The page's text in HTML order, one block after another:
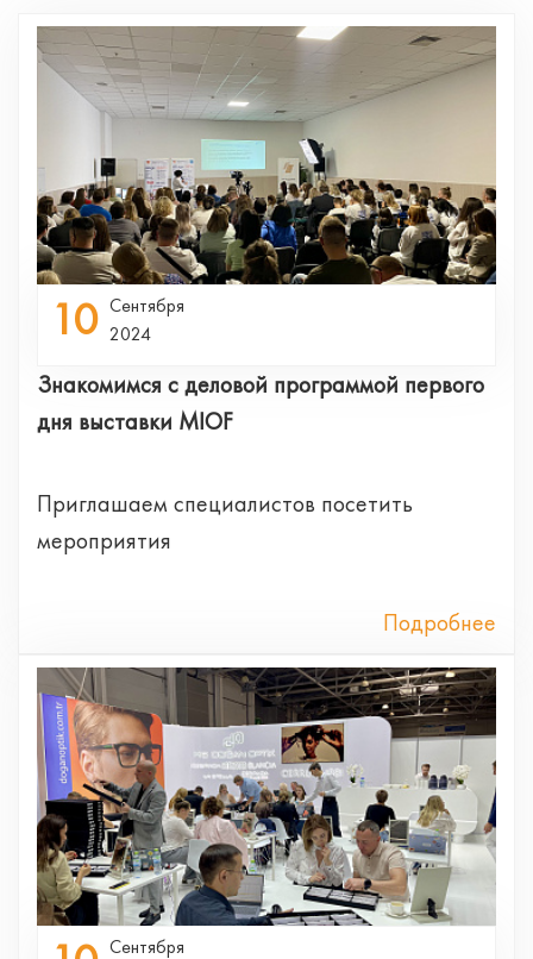
10 Сентября
2024
Знакомимся с деловой программой первого
дня выставки MIOF
Приглашаем специалистов посетить
мероприятия
Подробнее
Сентября